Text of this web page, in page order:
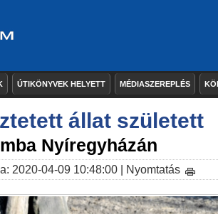
ÚTIKÖNYVEK HELYETT MÉDIASZEREPLÉS
állat született
Nyíregyházán
2020-04-09 10:48:00 | Nyomtatás